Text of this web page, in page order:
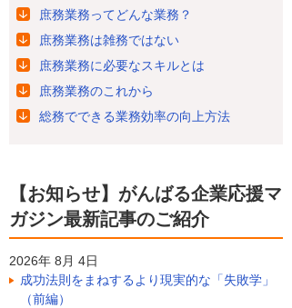
庶務業務ってどんな業務？
庶務業務は雑務ではない
庶務業務に必要なスキルとは
庶務業務のこれから
総務でできる業務効率の向上方法
【お知らせ】がんばる企業応援マ
ガジン最新記事のご紹介
2026年 8月 4日
成功法則をまねするより現実的な「失敗学」
（前編）